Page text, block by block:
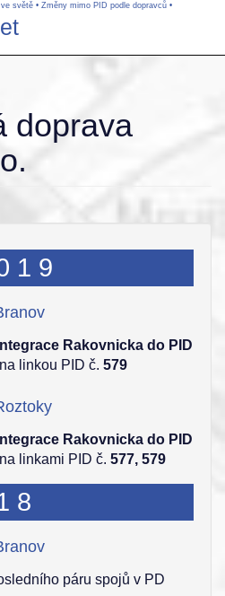
světě • Změny mimo PID podle dopravců •
doprava
Rakovnicka do PID
linkou PID č. 579
Rakovnicka do PID
linkami PID č. 577, 579
páru spojů v PD